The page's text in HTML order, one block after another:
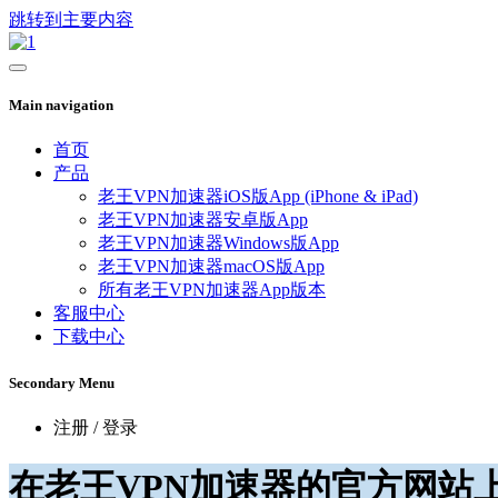
跳转到主要内容
Main navigation
首页
产品
老王VPN加速器iOS版App (iPhone & iPad)
老王VPN加速器安卓版App
老王VPN加速器Windows版App
老王VPN加速器macOS版App
所有老王VPN加速器App版本
客服中心
下载中心
Secondary Menu
注册 / 登录
在老王VPN加速器的官方网站